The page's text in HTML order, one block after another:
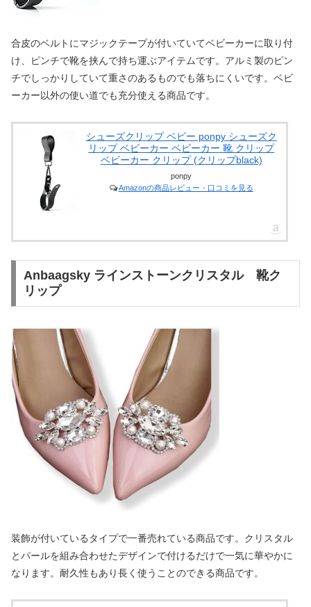
合皮のベルトにマジックテープが付いていてベビーカーに取り付
け、ピンチで靴を挟んで持ち運ぶアイテムです。アルミ製のピン
チでしっかりしていて重さのあるものでも落ちにくいです。ベビ
ーカー以外の使い道でも充分使える商品です。
シューズクリップ ベビー ponpy シューズク
リップ ベビーカー ベビーカー 靴 クリップ
ベビーカー クリップ (クリップblack)
ponpy
Amazonの商品レビュー・口コミを見る
Anbaagsky ラインストーンクリスタル 靴ク
リップ
装飾が付いているタイプで一番売れている商品です。クリスタル
とパールを組み合わせたデザインで付けるだけで一気に華やかに
なります。耐久性もあり長く使うことのできる商品です。